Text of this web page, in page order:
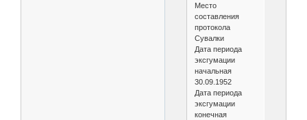
Место
составления
протокола
Сувалки
Дата периода
эксгумации
начальная
30.09.1952
Дата периода
эксгумации
конечная